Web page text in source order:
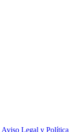
Aviso Legal y Política